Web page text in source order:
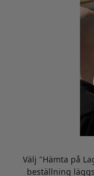
Välj "Hämta på
beställning